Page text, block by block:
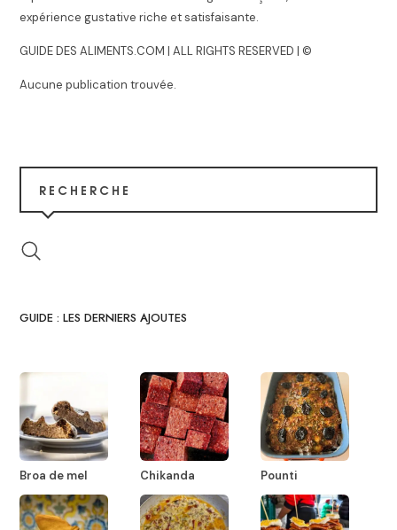
expérience gustative riche et satisfaisante.
GUIDE DES ALIMENTS.COM | ALL RIGHTS RESERVED | ©
Aucune publication trouvée.
RECHERCHE
GUIDE : LES DERNIERS AJOUTES
Broa de mel Chikanda Pounti